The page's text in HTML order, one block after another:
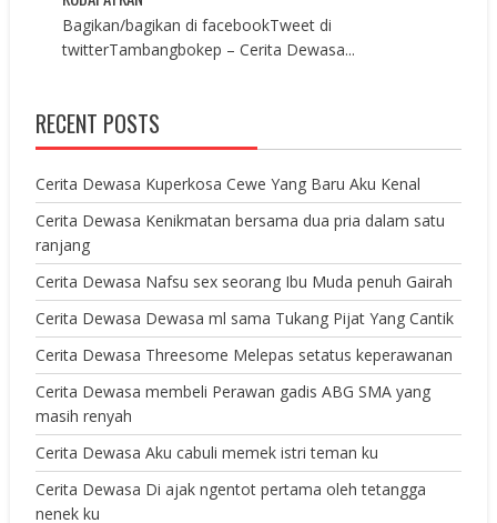
Bagikan/bagikan di facebookTweet di
twitterTambangbokep – Cerita Dewasa...
RECENT POSTS
Cerita Dewasa Kuperkosa Cewe Yang Baru Aku Kenal
Cerita Dewasa Kenikmatan bersama dua pria dalam satu
ranjang
Cerita Dewasa Nafsu sex seorang Ibu Muda penuh Gairah
Cerita Dewasa Dewasa ml sama Tukang Pijat Yang Cantik
Cerita Dewasa Threesome Melepas setatus keperawanan
Cerita Dewasa membeli Perawan gadis ABG SMA yang
masih renyah
Cerita Dewasa Aku cabuli memek istri teman ku
Cerita Dewasa Di ajak ngentot pertama oleh tetangga
nenek ku